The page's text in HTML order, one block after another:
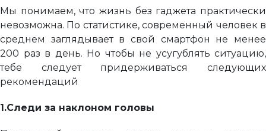
Мы понимаем, что жизнь без гаджета практически
невозможна. По статистике, современный человек в
среднем заглядывает в свой смартфон не менее
200 раз в день. Но чтобы не усугублять ситуацию,
тебе следует придерживаться следующих
рекомендаций
1.Следи за наклоном головы